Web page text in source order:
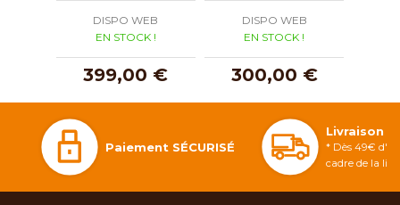
DISPO WEB
EN STOCK !
399,00 €
DISPO WEB
EN STOCK !
300,00 €
Paiement SÉCURISÉ
Livraison
* Dès 49€
cadre de la